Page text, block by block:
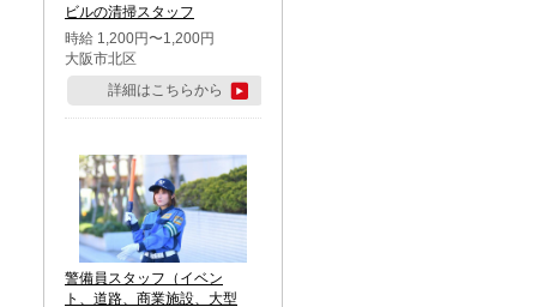
ビルの清掃スタッフ
時給 1,200円〜1,200円
大阪市北区
詳細はこちらから
警備員スタッフ（イベン
ト、道路、商業施設、大型